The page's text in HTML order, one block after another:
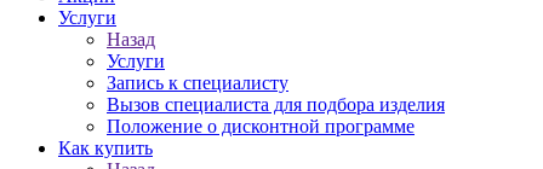
Услуги
Назад
Услуги
Запись к специалисту
Вызов специалиста для подбора изделия
Положение о дисконтной программе
Как купить